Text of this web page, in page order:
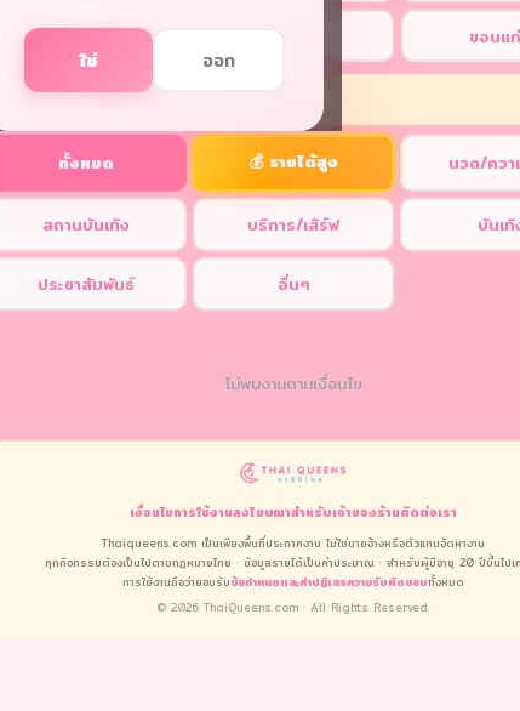
ใช่ ออก
หัวหิน ขอนแ
ลือกหมวดหมู่
ทั้งหมด 💰 รายได้สูง นวด/ควา
สถานบันเทิง บริการ/เสิร์ฟ บันเทิ
ประชาสัมพันธ์ อื่นๆ
ไม่พบงานตามเงื่อนไข
เงื่อนไขการใช้งานลงโฆษณาสำหรับเจ้าของร้านติดต่อเรา
Thaiqueens.com เป็นเพียงพื้นที่ประกาศงาน ไม่ใช่นายจ้างหรือตัวแทนจัดหางาน
ทุกกิจกรรมต้องเป็นไปตามกฎหมายไทย · ข้อมูลรายได้เป็นค่าประมาณ · สำหรับผู้มีอายุ 20 ปีขึ้นไปเ
การใช้งานถือว่ายอมรับข้อกำหนดและคำปฏิเสธความรับผิดชอบทั้งหมด
© 2026 ThaiQueens.com · All Rights Reserved.